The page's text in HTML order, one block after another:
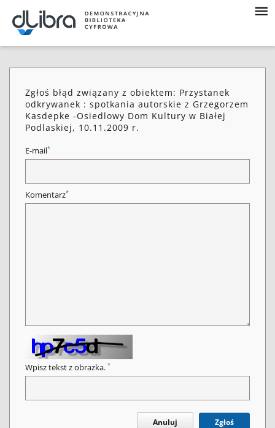
Zgłoś błąd związany z obiektem: Przystanek
odkrywanek : spotkania autorskie z Grzegorzem
Kasdepke -Osiedlowy Dom Kultury w Białej
Podlaskiej, 10.11.2009 r.
E-mail*
Komentarz*
Wpisz tekst z obrazka. *
Anuluj Zgłoś